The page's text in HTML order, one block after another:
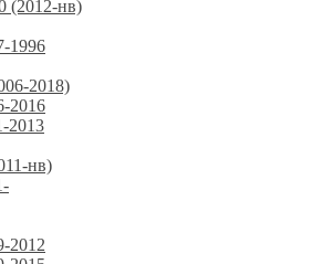
(2012-нв)
1996
2018)
2016
2013
нв)
2012